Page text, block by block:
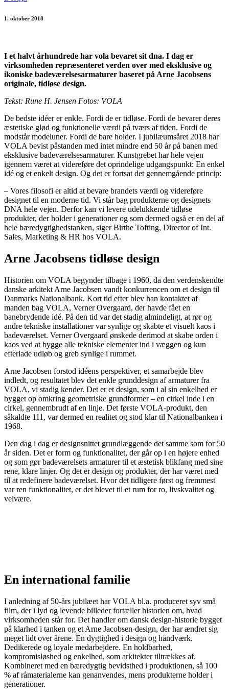
1. oktober 2018
I et halvt århundrede har vola bevaret sit dna. I dag er
virksomheden repræsenteret verden over med eksklusive og
ikoniske badeværelsesarmaturer baseret på Arne Jacobsens
originale, tidløse design.
Tekst: Rune H. Jensen Fotos: VOLA
De bedste idéer er enkle. Fordi de er tidløse. Fordi de bevarer deres
æstetiske glød og funktionelle værdi på tværs af tiden. Fordi de
modstår modeluner. Fordi de bare holder. I jubilæumsåret 2018 har
VOLA bevist påstanden med intet mindre end 50 år på banen med
eksklusive badeværelsesarmaturer. Kunstgrebet har hele vejen
igennem været at videreføre det oprindelige udgangspunkt: En enkel
idé og et enkelt design. Og det er fortsat det gennemgående princip:
– Vores filosofi er altid at bevare brandets værdi og videreføre
designet til en moderne tid. Vi står bag produkterne og designets
DNA hele vejen. Derfor kan vi levere udelukkende tidløse
produkter, der holder i generationer og som dermed også er en del af
hele bæredygtighedstanken, siger Birthe Tofting, Director of Int.
Sales, Marketing & HR hos VOLA.
Arne Jacobsens tidløse design
Historien om VOLA begynder tilbage i 1960, da den verdenskendte
danske arkitekt Arne Jacobsen vandt konkurrencen om et design til
Danmarks Nationalbank. Kort tid efter blev han kontaktet af
manden bag VOLA, Verner Overgaard, der havde fået en
banebrydende idé. På den tid var det stadig almindeligt, at rør og
andre tekniske installationer var synlige og skabte et visuelt kaos i
badeværelset. Verner Overgaard ønskede derimod at skabe orden i
kaos ved at bygge alle tekniske elementer ind i væggen og kun
efterlade udløb og greb synlige i rummet.
Arne Jacobsen forstod idéens perspektiver, et samarbejde blev
indledt, og resultatet blev det enkle grunddesign af armaturer fra
VOLA, vi stadig kender. Det er et design, som i al sin enkelhed er
bygget op omkring geometriske grundformer – en cirkel inde i en
cirkel, gennembrudt af en linje. Det første VOLA-produkt, den
såkaldte 111, var dermed en realitet og stod klar til Nationalbanken i
1968.
Den dag i dag er designsnittet grundlæggende det samme som for 50
år siden. Det er form og funktionalitet, der går op i en højere enhed
og som gør badeværelsets armaturer til et æstetisk blikfang med sine
rene, klare linjer. Og det er design og produkter, der har været med
til at redefinere badeværelset. Hvor det tidligere først og fremmest
var ren funktionalitet, er det blevet til et rum for ro, livskvalitet og
velvære.
En international familie
I anledning af 50-års jubilæet har VOLA bl.a. produceret syv små
film, der i lyd og levende billeder fortæller historien om, hvad
virksomheden står for. Det handler om dansk design-historie bygget
på klarhed i tanken og et Arne Jacobsen-design, der har ændret sig
meget lidt over årene. En dygtighed i design og håndværk.
Dedikerede og loyale medarbejdere. En holdbarhed,
kompromisløshed og enkelhed, som arkitekter tiltrækkes af.
Kombineret med en bæredygtig bevidsthed i produktionen, så 100
% af råmaterialerne kan genanvendes, mens produkterne holder i
generationer.